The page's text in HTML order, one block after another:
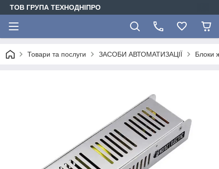
ТОВ ГРУПА ТЕХНОДНІПРО
Товари та послуги ЗАСОБИ АВТОМАТИЗАЦІЇ Блоки